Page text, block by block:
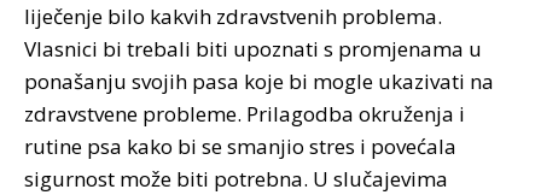
liječenje bilo kakvih zdravstvenih problema.
Vlasnici bi trebali biti upoznati s promjenama u
ponašanju svojih pasa koje bi mogle ukazivati na
zdravstvene probleme. Prilagodba okruženja i
rutine psa kako bi se smanjio stres i povećala
sigurnost može biti potrebna. U slučajevima